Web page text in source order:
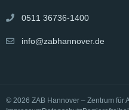
0511 36736-1400
info@zabhannover.de
© 2026 ZAB Hannover – Zentrum für